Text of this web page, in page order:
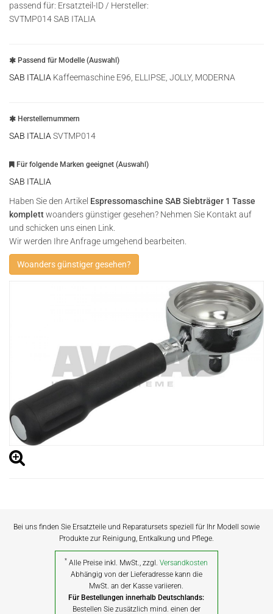
passend für: Ersatzteil-ID / Hersteller:
SVTMP014 SAB ITALIA
Passend für Modelle (Auswahl)
SAB ITALIA Kaffeemaschine E96, ELLIPSE, JOLLY, MODERNA
Herstellernummern
SAB ITALIA SVTMP014
Für folgende Marken geeignet (Auswahl)
SAB ITALIA
Haben Sie den Artikel Espressomaschine SAB Siebträger 1 Tasse
komplettwoanders günstiger gesehen? Nehmen Sie Kontakt auf
und schicken uns einen Link.
Wir werden Ihre Anfrage umgehend bearbeiten.
Woanders günstiger gesehen?
Bei uns finden Sie Ersatzteile und Reparatursets speziell für Ihr Modell sowie
Produkte zur Reinigung, Entkalkung und Pflege.
* Alle Preise inkl. MwSt., zzgl.Versandkosten
Abhängig von der Lieferadresse kann die
MwSt. an der Kasse variieren.
Für Bestellungen innerhalb Deutschlands:
Bestellen Sie zusätzlich mind. einen der